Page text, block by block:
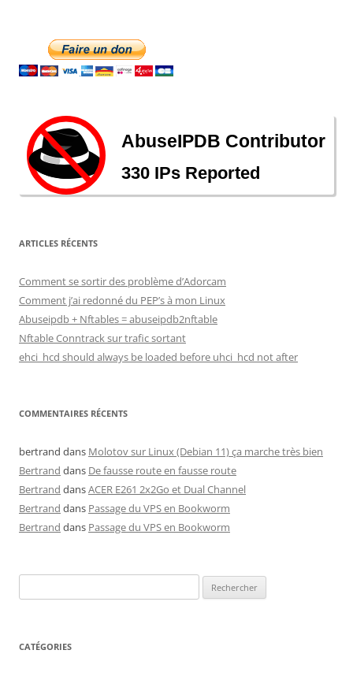
ARTICLES RÉCENTS
Comment se sortir des problème d’Adorcam
Comment j’ai redonné du PEP’s à mon Linux
Abuseipdb + Nftables = abuseipdb2nftable
Nftable Conntrack sur trafic sortant
ehci_hcd should always be loaded before uhci_hcd not after
COMMENTAIRES RÉCENTS
bertrand dans Molotov sur Linux (Debian 11) ça marche très bien
Bertrand dans De fausse route en fausse route
Bertrand dansACER E261 2x2Go et Dual Channel
Bertrand dans Passage du VPS en Bookworm
Bertrand dans Passage du VPS en Bookworm
CATÉGORIES